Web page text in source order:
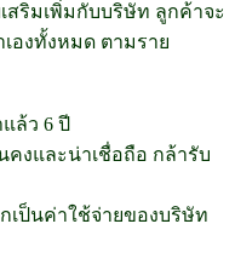
ริมเพิ่มกับบริษัท ลูกค้าจะ
องทั้งหมด ตามราย
ล้ว 6 ปี
คงและน่าเชื่อถือ กล้ารับ
เป็นค่าใช้จ่ายของบริษัท